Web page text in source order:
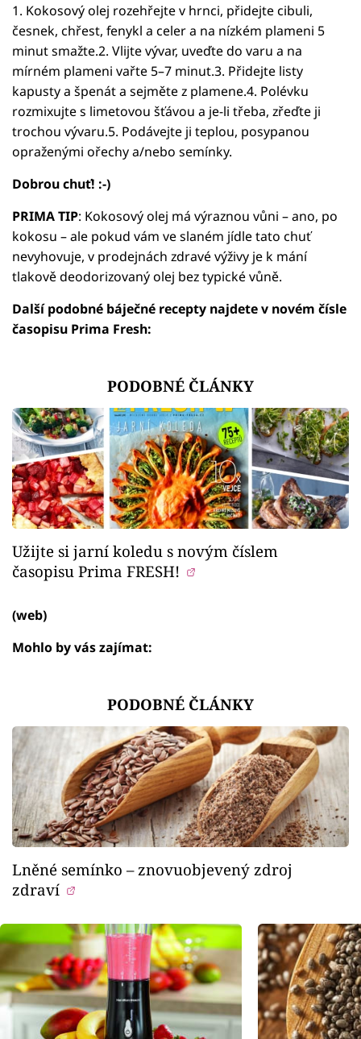
1. Kokosový olej rozehřejte v hrnci, přidejte cibuli,
česnek, chřest, fenykl a celer a na nízkém plameni 5
minut smažte.2. Vlijte vývar, uveďte do varu a na
mírném plameni vařte 5–7 minut.3. Přidejte listy
kapusty a špenát a sejměte z plamene.4. Polévku
rozmixujte s limetovou šťávou a je-li třeba, zřeďte ji
trochou vývaru.5. Podávejte ji teplou, posypanou
opraženými ořechy a/nebo semínky.
Dobrou chuť! :-)
PRIMA TIP: Kokosový olej má výraznou vůni – ano, po
kokosu – ale pokud vám ve slaném jídle tato chuť
nevyhovuje, v prodejnách zdravé výživy je k mání
tlakově deodorizovaný olej bez typické vůně.
Další podobné báječné recepty najdete v novém čísle
časopisu Prima Fresh:
PODOBNÉ ČLÁNKY
Užijte si jarní koledu s novým číslem
časopisu Prima FRESH!
(web)
Mohlo by vás zajímat:
PODOBNÉ ČLÁNKY
Lněné semínko – znovuobjevený zdroj
zdraví